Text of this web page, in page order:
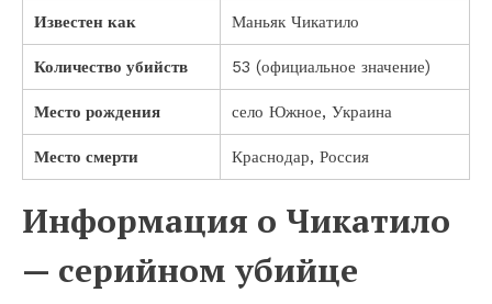
Известен как Маньяк Чикатило
Количество убийств 53 (официальное значение)
Место рождения село Южное, Украина
Место смерти Краснодар, Россия
Информация о Чикатило
— серийном убийце